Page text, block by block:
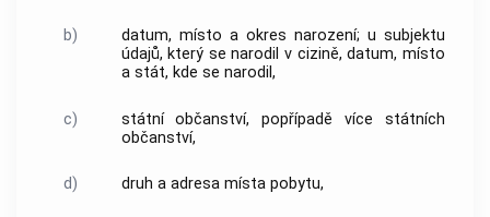
b)
datum, místo a okres narození; u subjektu
údajů, který se narodil v cizině, datum, místo
a stát, kde se narodil,
c)
státní občanství, popřípadě více státních
občanství,
d) druh a adresa místa pobytu,